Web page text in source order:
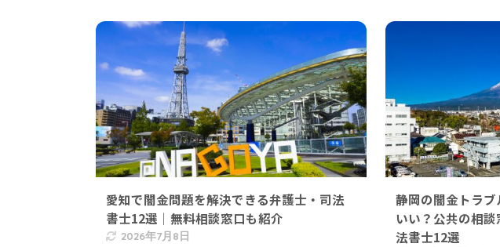
愛知で闇金問題を解決できる弁護士・司法
書士12選｜無料相談窓口も紹介
2026年7月8日
静岡の闇金トラ
いい？公共の相
法書士12選